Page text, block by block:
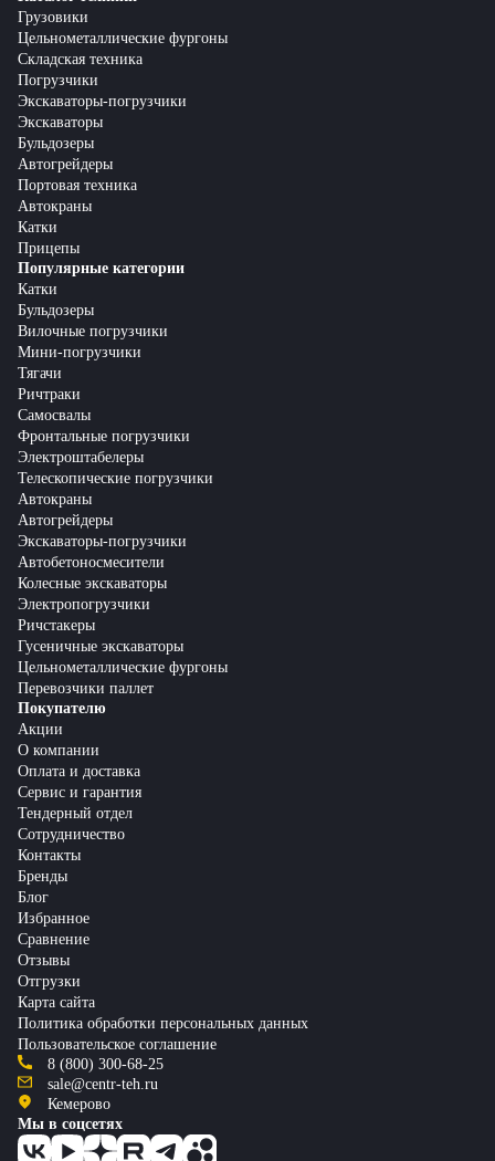
Грузовики
Цельнометаллические фургоны
Складская техника
Погрузчики
Экскаваторы-погрузчики
Экскаваторы
Бульдозеры
Автогрейдеры
Портовая техника
Автокраны
Катки
Прицепы
Популярные категории
Катки
Бульдозеры
Вилочные погрузчики
Мини-погрузчики
Тягачи
Ричтраки
Самосвалы
Фронтальные погрузчики
Электроштабелеры
Телескопические погрузчики
Автокраны
Автогрейдеры
Экскаваторы-погрузчики
Автобетоносмесители
Колесные экскаваторы
Электропогрузчики
Ричстакеры
Гусеничные экскаваторы
Цельнометаллические фургоны
Перевозчики паллет
Покупателю
Акции
О компании
Оплата и доставка
Сервис и гарантия
Тендерный отдел
Сотрудничество
Контакты
Бренды
Блог
Избранное
Сравнение
Отзывы
Отгрузки
Карта сайта
Политика обработки персональных данных
Пользовательское соглашение
8 (800) 300-68-25
sale@centr-teh.ru
Кемерово
Мы в соцсетях